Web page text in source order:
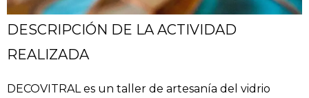
DESCRIPCIÓN DE LA ACTIVIDAD
REALIZADA
DECOVITRAL es un taller de artesanía del vidrio